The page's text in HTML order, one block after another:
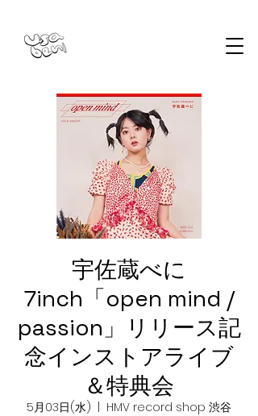
宇佐蔵べに
7inch「open mind /
passion」リリース記
念インストアライブ
＆特典会
5月03日(水)
HMV record shop 渋谷